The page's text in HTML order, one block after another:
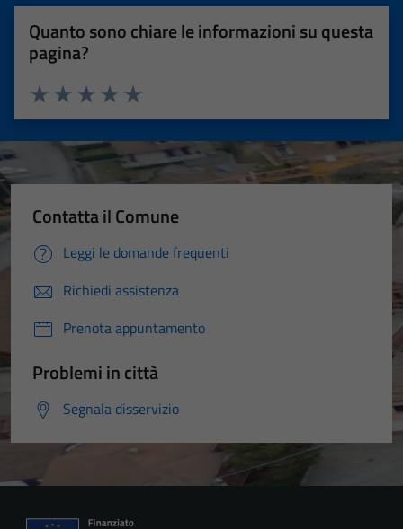
Quanto sono chiare le informazioni su questa
pagina?
Valuta 5 stelle su 5
Valuta 4 stelle su 5
Valuta 3 stelle su 5
Valuta 2 stelle su 5
Valuta 1 stelle su 5
Contatta il Comune
Leggi le domande frequenti
Richiedi assistenza
Prenota appuntamento
Problemi in città
Segnala disservizio